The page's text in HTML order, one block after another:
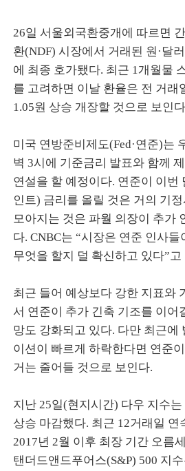
26일 서울외국환중개에 따르면
환(NDF) 시장에서 거래된 원·달
에 최종 호가됐다. 최근 1개월물
를 고려하면 이날 환율은 전 거래
1.05원 상승 개장할 것으로 보인
미국 연방준비제도(Fed·연준)는
벽 3시에 기준금리 발표와 함께
연설을 할 예정이다. 연준이 이번
인트) 금리를 올릴 것은 거의 기
모아지는 것은 파월 의장이 추가
다. CNBC는 “시장은 연준 인사들
무엇을 할지 덜 확신하고 있다”고
최근 들어 예상보다 강한 지표와
서 연준이 추가 긴축 기조를 이어
망도 강화되고 있다. 다만 최근에
이션이 빠르게 하락한다면 연준
거는 줄어들 것으로 보인다.
지난 25일(현지시간) 다우 지수
상승 마감했다. 최근 12거래일 연
2017년 2월 이후 최장 기간 오름
탠더드앤드푸어스(S&P) 500 지